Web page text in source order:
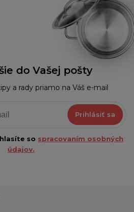
do Vašej pošty
a rady priamo na Váš e-mail
Prihlásiť sa
so spracovaním osobných
údajov.